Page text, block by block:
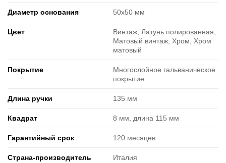
Диаметр основания 50х50 мм
Цвет
Винтаж, Латунь полированная,
Матовый винтаж, Хром, Хром
матовый
Покрытие
Многослойное гальваническое
покрытие
Длина ручки 135 мм
Квадрат 8 мм, длина 115 мм
Гарантийный срок 120 месяцев
Страна-производитель Италия